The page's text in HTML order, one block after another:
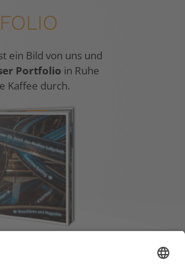
ein Bild von uns und
Portfolio in Ruhe
Kaffee durch.